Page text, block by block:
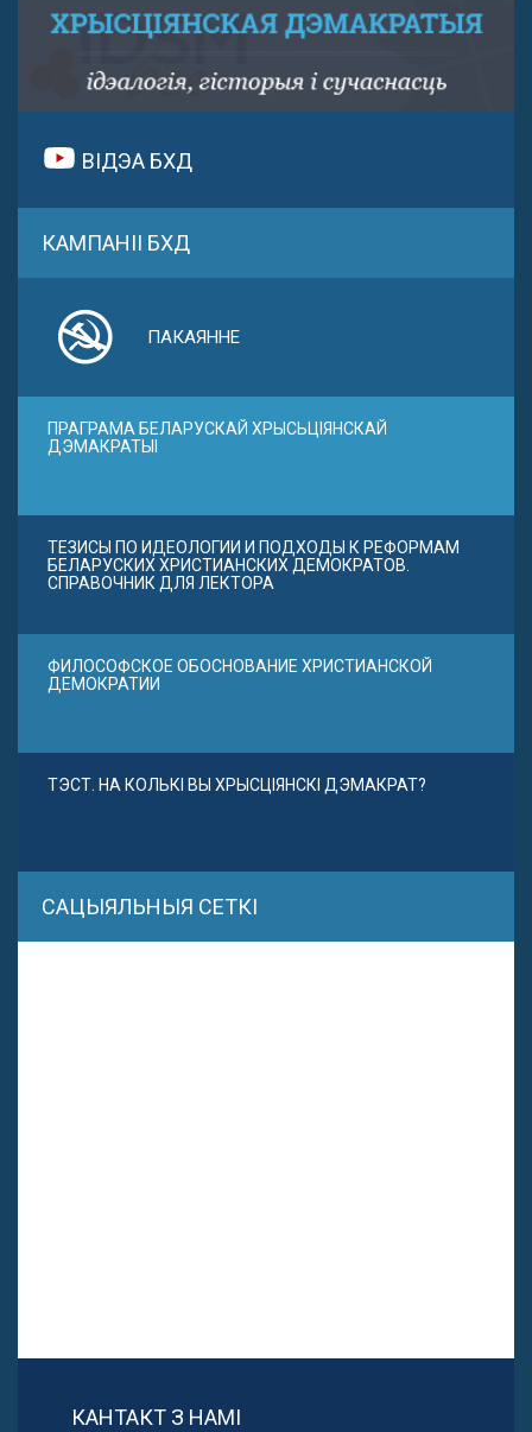
ВІДЭА БХД
КАМПАНІІ БХД
ПАКАЯННЕ
ПРАГРАМА БЕЛАРУСКАЙ ХРЫСЬЦІЯНСКАЙ
ДЭМАКРАТЫІ
ТЕЗИСЫ ПО ИДЕОЛОГИИ И ПОДХОДЫ К РЕФОРМАМ
БЕЛАРУСКИХ ХРИСТИАНСКИХ ДЕМОКРАТОВ.
СПРАВОЧНИК ДЛЯ ЛЕКТОРА
ФИЛОСОФСКОЕ ОБОСНОВАНИЕ ХРИСТИАНСКОЙ
ДЕМОКРАТИИ
ТЭСТ. НА КОЛЬКІ ВЫ ХРЫСЦІЯНСКІ ДЭМАКРАТ?
САЦЫЯЛЬНЫЯ СЕТКІ
КАНТАКТ З НАМІ